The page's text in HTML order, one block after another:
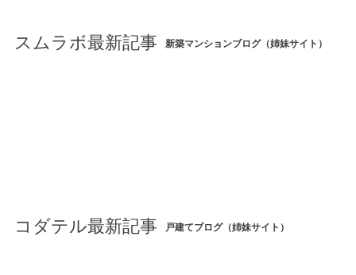
スムラボ最新記事 新築マンションブログ（姉妹サイト）
コダテル最新記事 戸建てブログ（姉妹サイト）